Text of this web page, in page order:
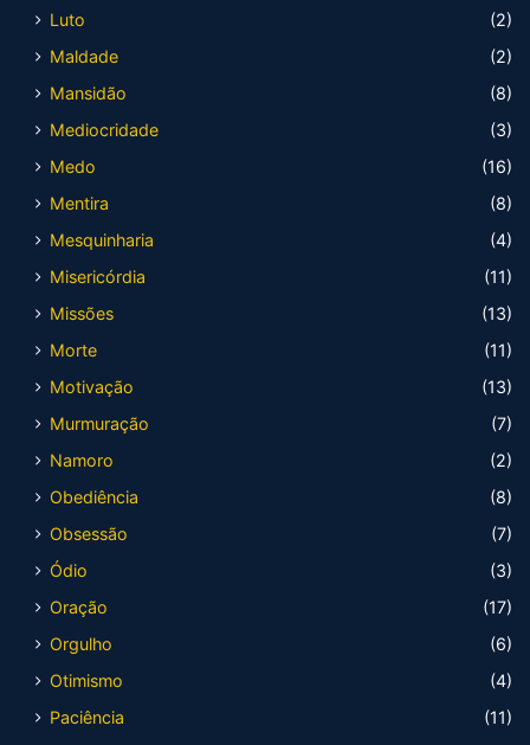
Luto
(2)
Maldade
(2)
Mansidão
(8)
Mediocridade
(3)
Medo
(16)
Mentira
(8)
Mesquinharia
(4)
Misericórdia
(11)
Missões
(13)
Morte
(11)
Motivação
(13)
Murmuração
(7)
Namoro
(2)
Obediência
(8)
Obsessão
(7)
Ódio
(3)
Oração
(17)
Orgulho
(6)
Otimismo
(4)
Paciência
(11)